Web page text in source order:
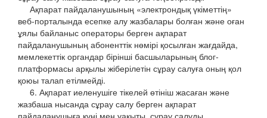
Ақпарат пайдаланушының «электрондық үкіметтің»
веб-порталында есепке алу жазбалары болған және оған
ұялы байланыс операторы берген ақпарат
пайдаланушының абоненттік нөмірі қосылған жағдайда,
мемлекеттік органдар бірінші басшыларының блог-
платформасы арқылы жіберілетін сұрау салуға оның қол
қоюы талап етілмейді.
6. Ақпарат иеленушіге тікелей өтініш жасаған және
жазбаша нысанда сұрау салу берген ақпарат
пайдаланушыға күні мен уақыты, сұрау салуды